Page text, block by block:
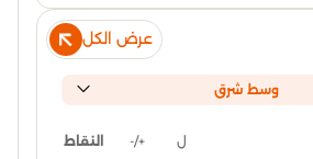
عرض الكل
وسط شرق
ل +/- النقاط